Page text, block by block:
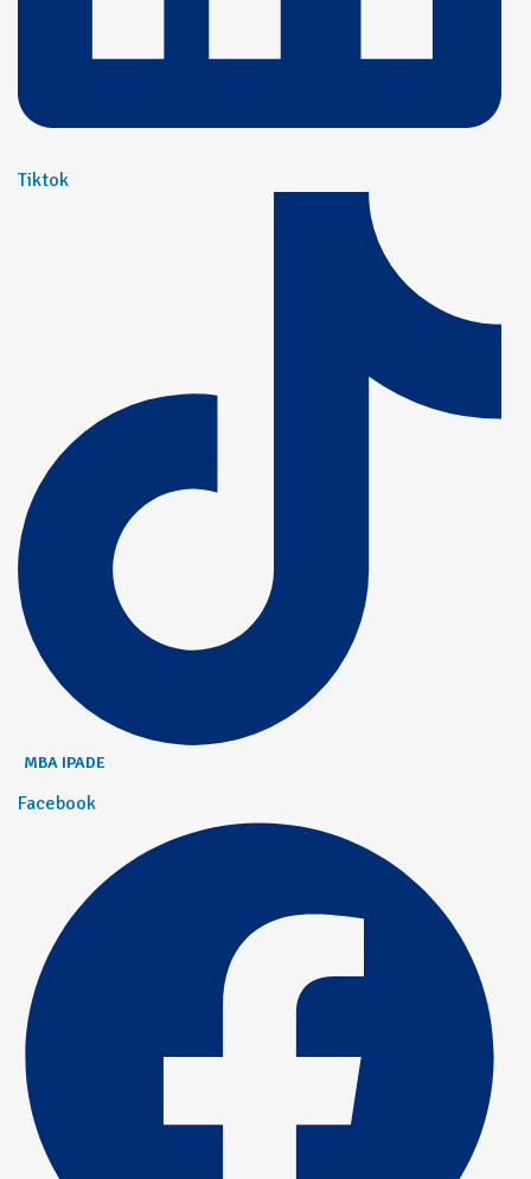
Tiktok
MBA IPADE
Facebook